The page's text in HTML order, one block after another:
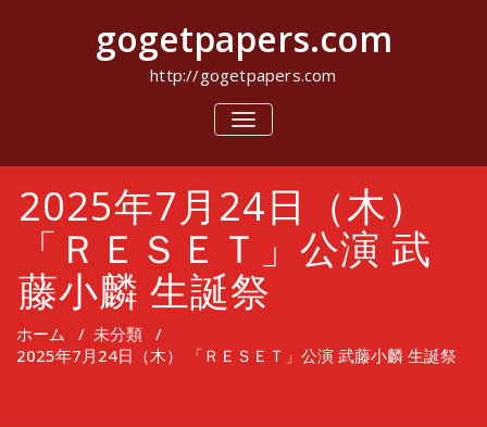
キ
gogetpapers.com
http://gogetpapers.com
ナ
ビ
シ
ョ
り
替
2025年7月24日（木）
「ＲＥＳＥＴ」公演 武
藤小麟 生誕祭
ホーム / 未分類 /
2025年7月24日（木） 「ＲＥＳＥＴ」公演 武藤小麟 生誕祭